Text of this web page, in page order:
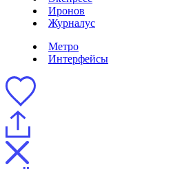
Иронов
Журналус
Метро
Интерфейсы